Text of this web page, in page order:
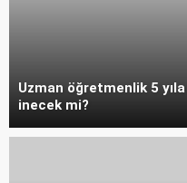
Uzman öğretmenlik 5 yıla
inecek mi?